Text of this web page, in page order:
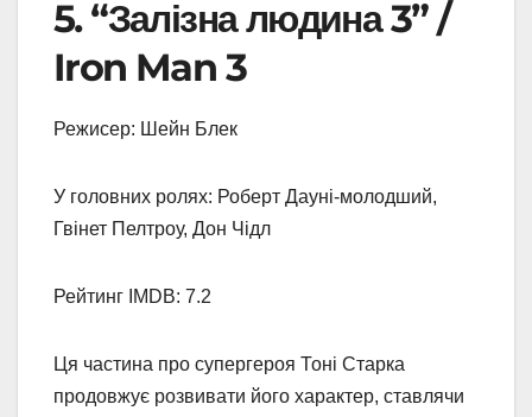
5. “Залізна людина 3” /
Iron Man 3
Режисер: Шейн Блек
У головних ролях: Роберт Дауні-молодший,
Гвінет Пелтроу, Дон Чідл
Рейтинг IMDB: 7.2
Ця частина про супергероя Тоні Старка
продовжує розвивати його характер, ставлячи